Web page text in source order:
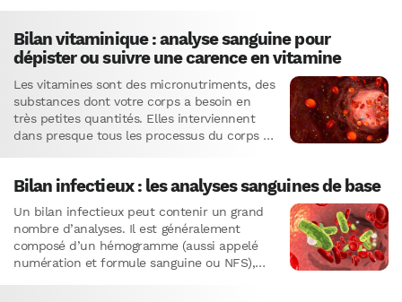
Bilan vitaminique : analyse sanguine pour
dépister ou suivre une carence en vitamine
Les vitamines sont des micronutriments, des
substances dont votre corps a besoin en
très petites quantités. Elles interviennent
dans presque tous les processus du corps et
Bilan infectieux : les analyses sanguines de base
Un bilan infectieux peut contenir un grand
nombre d’analyses. Il est généralement
composé d’un hémogramme (aussi appelé
numération et formule sanguine ou NFS),